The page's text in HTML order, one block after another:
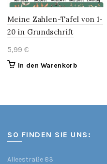
the
product
page
Meine Zahlen-Tafel von 1-
20 in Grundschrift
5,99 €
In den Warenkorb
SO FINDEN SIE UNS:
Alleestraße 83